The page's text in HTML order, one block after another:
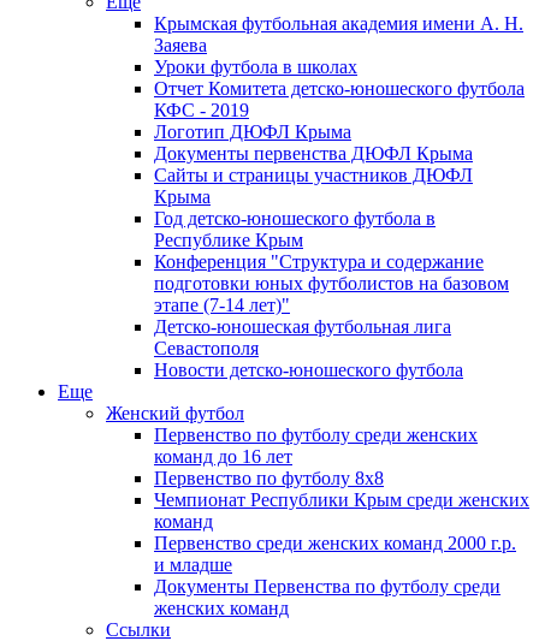
Крымская футбольная академия имени А. Н.
Заяева
Уроки футбола в школах
Отчет Комитета детско-юношеского футбола
КФС - 2019
Логотип ДЮФЛ Крыма
Документы первенства ДЮФЛ Крыма
Сайты и страницы участников ДЮФЛ
Крыма
Год детско-юношеского футбола в
Республике Крым
Конференция "Структура и содержание
подготовки юных футболистов на базовом
этапе (7-14 лет)"
Детско-юношеская футбольная лига
Севастополя
Новости детско-юношеского футбола
Еще
Женский футбол
Первенство по футболу среди женских
команд до 16 лет
Первенство по футболу 8х8
Чемпионат Республики Крым среди женских
команд
Первенство среди женских команд 2000 г.р.
и младше
Документы Первенства по футболу среди
женских команд
Ссылки